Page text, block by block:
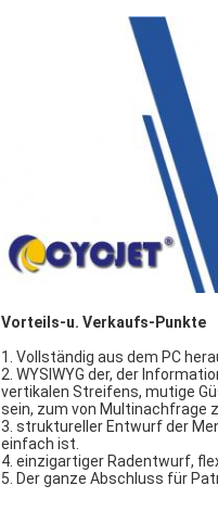
Vorteils-u. Verkaufs-Punkte
1. Vollständig aus dem PC
2. WYSIWYG der, der
vertikalen Streifens, mutige
sein, zum von Multinachfrage
3. struktureller Entwurf der
einfach ist.
4. einzigartiger Radentwurf,
5. Der ganze Abschluss für